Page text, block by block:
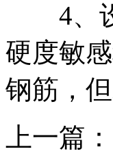
4、设
硬度敏
钢筋，
上一篇：